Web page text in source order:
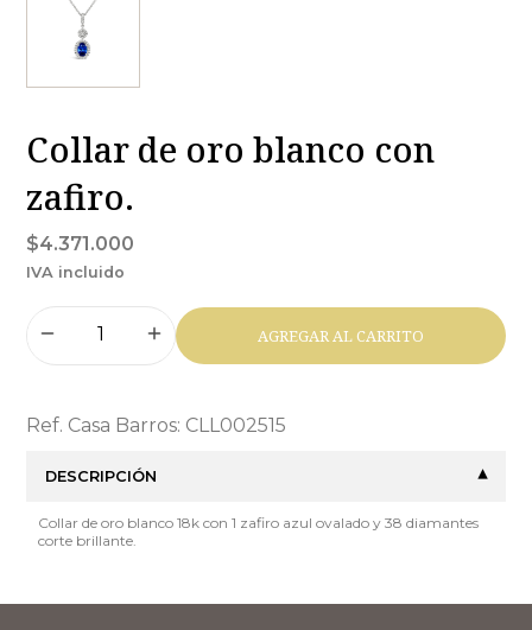
Collar de oro blanco con
zafiro.
$4.371.000
IVA incluido
AGREGAR AL CARRITO
Ref. Casa Barros: CLL002515
DESCRIPCIÓN
Collar de oro blanco 18k con 1 zafiro azul ovalado y 38 diamantes
corte brillante.